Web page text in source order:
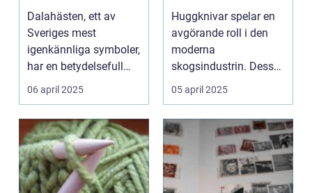
Dalahästen, ett av
Sveriges mest
igenkännliga symboler,
har en betydelsefull
plats i lande...
06 april 2025
Huggknivar spelar en
avgörande roll i den
moderna
skogsindustrin. Dessa
verktyg är oumb&au...
05 april 2025